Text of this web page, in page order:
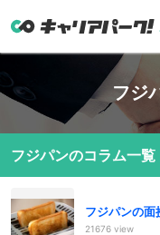
フジ
フジパンのコラム一覧
フジパンの面
21676 view